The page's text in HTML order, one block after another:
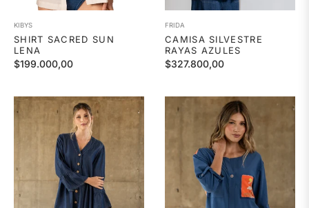
KIBYS
SHIRT SACRED SUN
LENA
Precio
$199.000,00
FRIDA
CAMISA SILVESTRE
RAYAS AZULES
Precio
$327.800,00